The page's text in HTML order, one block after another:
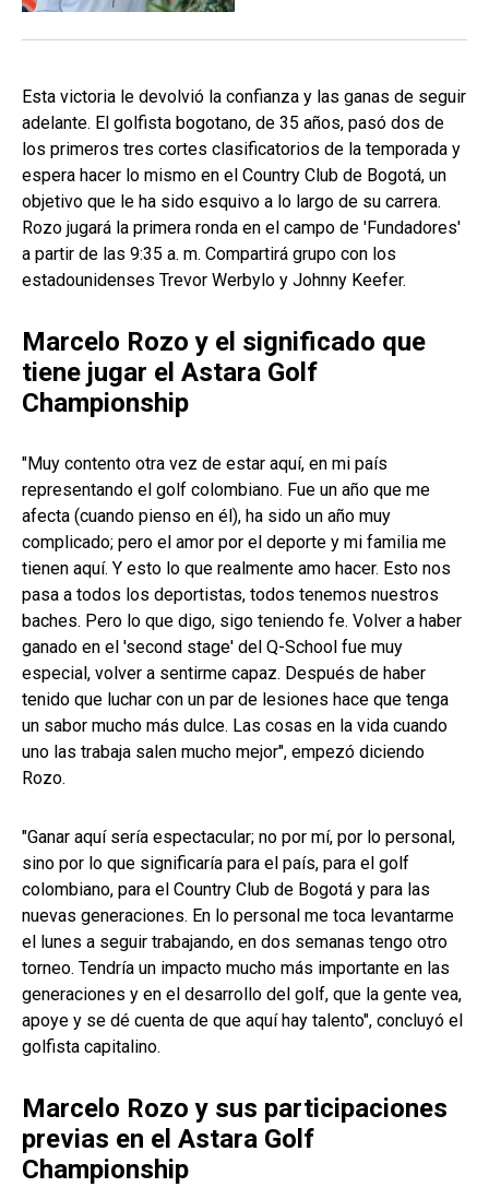
Esta victoria le devolvió la confianza y las ganas de seguir
adelante. El golfista bogotano, de 35 años, pasó dos de
los primeros tres cortes clasificatorios de la temporada y
espera hacer lo mismo en el Country Club de Bogotá, un
objetivo que le ha sido esquivo a lo largo de su carrera.
Rozo jugará la primera ronda en el campo de 'Fundadores'
a partir de las 9:35 a. m. Compartirá grupo con los
estadounidenses Trevor Werbylo y Johnny Keefer.
Marcelo Rozo y el significado que
tiene jugar el Astara Golf
Championship
"Muy contento otra vez de estar aquí, en mi país
representando el golf colombiano. Fue un año que me
afecta (cuando pienso en él), ha sido un año muy
complicado; pero el amor por el deporte y mi familia me
tienen aquí. Y esto lo que realmente amo hacer. Esto nos
pasa a todos los deportistas, todos tenemos nuestros
baches. Pero lo que digo, sigo teniendo fe. Volver a haber
ganado en el 'second stage' del Q-School fue muy
especial, volver a sentirme capaz. Después de haber
tenido que luchar con un par de lesiones hace que tenga
un sabor mucho más dulce. Las cosas en la vida cuando
uno las trabaja salen mucho mejor", empezó diciendo
Rozo.
"Ganar aquí sería espectacular; no por mí, por lo personal,
sino por lo que significaría para el país, para el golf
colombiano, para el Country Club de Bogotá y para las
nuevas generaciones. En lo personal me toca levantarme
el lunes a seguir trabajando, en dos semanas tengo otro
torneo. Tendría un impacto mucho más importante en las
generaciones y en el desarrollo del golf, que la gente vea,
apoye y se dé cuenta de que aquí hay talento", concluyó el
golfista capitalino.
Marcelo Rozo y sus participaciones
previas en el Astara Golf
Championship